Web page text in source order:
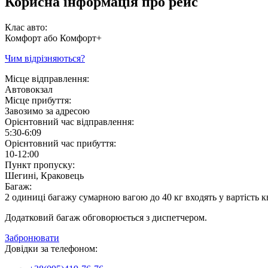
Клас авто:
Комфорт або Комфорт+
Чим відрізняються?
Місце відправлення:
Автовокзал
Місце прибуття:
Завозимо за адресою
Орієнтовний час відправлення:
5:30-6:09
Орієнтовний час прибуття:
10-12:00
Пункт пропуску:
Шегині, Краковець
Багаж:
2 одиниці багажу сумарною вагою до 40 кг входять у вартість
Додатковий багаж обговорюється з диспетчером.
Забронювати
Довідки за телефоном: